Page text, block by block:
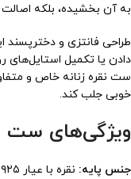
به آن بخشیده، بلکه اصالت
طراحی فانتزی و دخترپسند
دادن یا تکمیل استایل‌های
ست نقره زنانه خاص و
خوبی جلب کند.
ویژگی‌های ست
جنس پایه: نقره با عیار ۹۲۵